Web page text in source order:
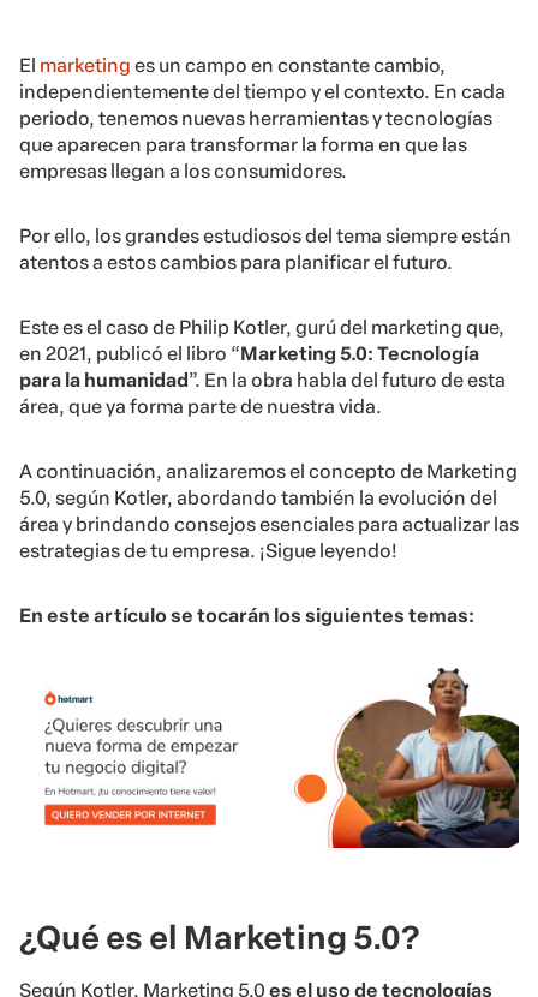
El marketing es un campo en constante cambio,
independientemente del tiempo y el contexto. En cada
periodo, tenemos nuevas herramientas y tecnologías
que aparecen para transformar la forma en que las
empresas llegan a los consumidores.
Por ello, los grandes estudiosos del tema siempre están
atentos a estos cambios para planificar el futuro.
Este es el caso de Philip Kotler, gurú del marketing que,
en 2021, publicó el libro “Marketing 5.0: Tecnología
para la humanidad ”. En la obra habla del futuro de esta
área, que ya forma parte de nuestra vida.
A continuación, analizaremos el concepto de Marketing
5.0, según Kotler, abordando también la evolución del
área y brindando consejos esenciales para actualizar las
estrategias de tu empresa. ¡Sigue leyendo!
En este artículo se tocarán los siguientes temas:
¿Qué es el Marketing 5.0?
Según Kotler, Marketing 5.0 es el uso de tecnologías